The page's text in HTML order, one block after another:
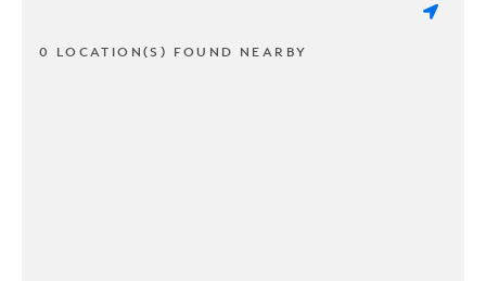
0 LOCATION(S) FOUND NEARBY